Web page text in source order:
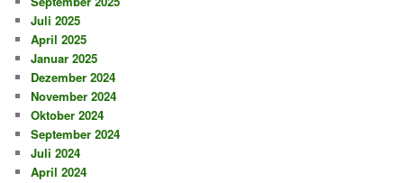
Juli 2025
April 2025
Januar 2025
Dezember 2024
November 2024
Oktober 2024
September 2024
Juli 2024
April 2024